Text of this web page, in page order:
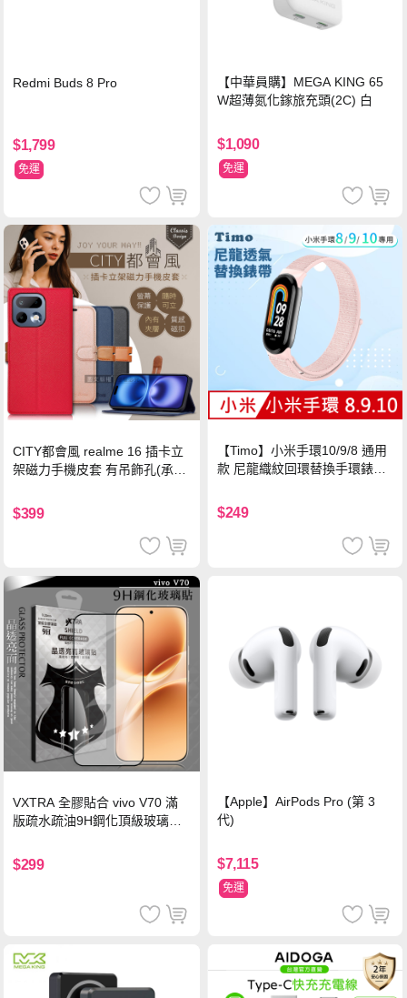
Redmi Buds 8 Pro
$1,799
免運
【中華員購】MEGA KING 65
W超薄氮化鎵旅充頭(2C) 白
$1,090
免運
CITY都會風 realme 16 插卡立
架磁力手機皮套 有吊飾孔(承諾
$399
【Timo】小米手環10/9/8 通用
款 尼龍織紋回環替換手環錶帶-
$249
VXTRA 全膠貼合 vivo V70 滿
版疏水疏油9H鋼化頂級玻璃貼
$299
【Apple】AirPods Pro (第 3
代)
$7,115
免運